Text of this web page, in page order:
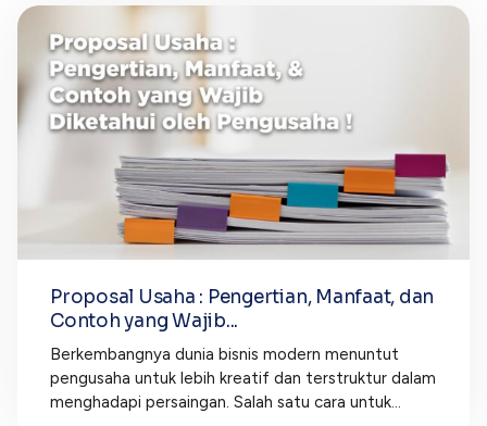
Proposal Usaha : Pengertian, Manfaat, dan
Contoh yang Wajib...
Berkembangnya dunia bisnis modern menuntut
pengusaha untuk lebih kreatif dan terstruktur dalam
menghadapi persaingan. Salah satu cara untuk...